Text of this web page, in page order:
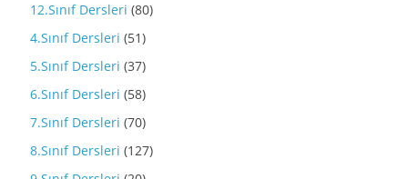
12.Sınıf Dersleri (80)
4.Sınıf Dersleri (51)
5.Sınıf Dersleri (37)
6.Sınıf Dersleri (58)
7.Sınıf Dersleri (70)
8.Sınıf Dersleri (127)